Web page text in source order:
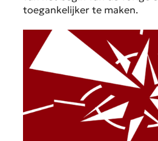
toegankelijker te maken.